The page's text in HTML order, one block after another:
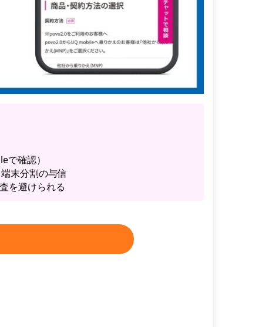
確認）
末分割の与信
を避けられる